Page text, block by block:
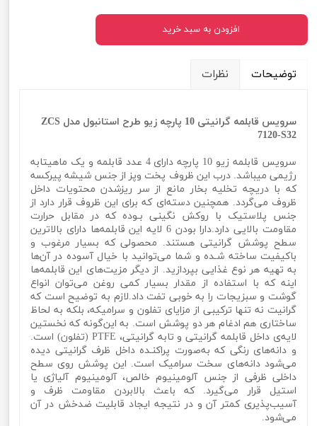
افزودن به سبد خرید
توضیحات نظرات
سرویس قابلمه گرانیتی 10 پارچه زیو طرح استانبول مدل ZCS
7120-S32
سرویس قابلمه زیو 10 پارچه دارای 4 عدد قابلمه و یک ماهیتابه
رژیمی میباشد. درب این ظروف پخت وپز از جنس شیشه پیرکسه
که با دریچه تخلیه بخار مانع از سر ریزشدن محتویات داخل
ظروف می‌گردد. همچنین دسته‌ای که برای این ظروف قرار دارد از
جنس پلاستیک با روکش نگینی بـوده که در مقابل حرارت
مقاومت بالایی دارد.دارا بودن 6 لایه این قابلمه‌ها دارای بالاترین
سطح پوشش گرانیتی هستند. محصولی که بسیار مرغوب و
باکیفیت ساخته شـده و شما می‌توانید با خیال آسوده در آن‌ها
به تهیه‌ هر نوع غذایی بپردازید. از دیگر مزیت‌های این قابلمه‌ها
اینه که با استفاده از مقدار بسیار کمی روغن می‌توان انواع
گوشت و سبزیجات را به خوبی تفت داد.لازم به توضیح است که
گرانیت نه تنها ترکیبی از مزایای تفلون و سرامیکه، بلکه به لحاظ
ساختاری هم ادغام هر دو پوشش است. به این‌گونه که نخستین
لایه‌ی داخل قابلمه گرانیتی و تابه گرانیتی، PTFE (تفلون) است.
و دانه‌های رنگی که به‌صورت پراکنـده داخل ظرف گرانیتی دیده
می‌شود دانه‌های سخت سرامیک است. این پوشش روی سطح
داخلی ظرفی از جنس آلومینیوم خالص، آلومینیوم آلیاژی یا
استیل قرار می‌گیرد. که باعث بالابردن مقاومت ظرف و
آسیب‌پذیری کمتر آن و در نتیجه ایجاد قابلیت ضدخش در آن
می‌شود.